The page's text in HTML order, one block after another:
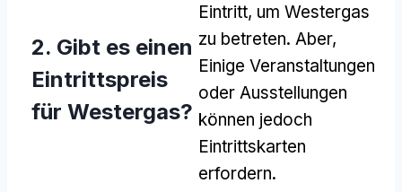
2. Gibt es einen
Eintrittspreis
für Westergas?
Eintritt, um Westergas
zu betreten. Aber,
Einige Veranstaltungen
oder Ausstellungen
können jedoch
Eintrittskarten
erfordern.